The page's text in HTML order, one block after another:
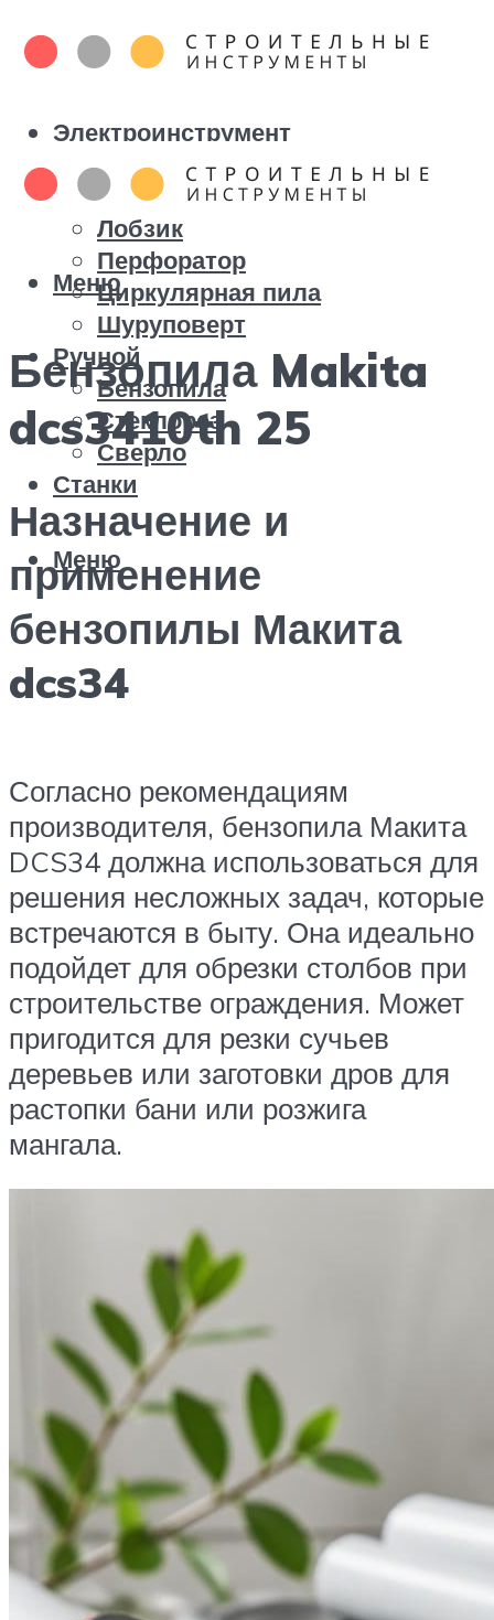
Электроинструмент
Болгарка
Дрель
Лобзик
Перфоратор
Циркулярная пила
Шуруповерт
Ручной
Бензопила
Стеклорез
Сверло
Станки
Меню
Меню
Бензопила Makita
dcs3410th 25
Назначение и
применение
бензопилы Макита
dcs34
Согласно рекомендациям
производителя, бензопила Макита
DCS34 должна использоваться для
решения несложных задач, которые
встречаются в быту. Она идеально
подойдет для обрезки столбов при
строительстве ограждения. Может
пригодится для резки сучьев
деревьев или заготовки дров для
растопки бани или розжига
мангала.